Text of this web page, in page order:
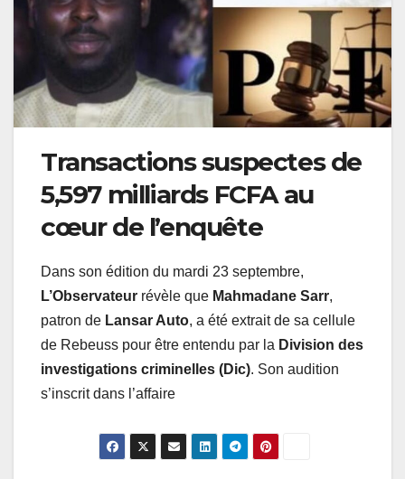
Transactions suspectes de
5,597 milliards FCFA au
cœur de l’enquête
Dans son édition du mardi 23 septembre,
L’Observateur révèle que Mahmadane Sarr,
patron de Lansar Auto, a été extrait de sa cellule
de Rebeuss pour être entendu par la Division des
investigations criminelles (Dic). Son audition
s’inscrit dans l’affaire